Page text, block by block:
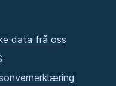
data frå oss